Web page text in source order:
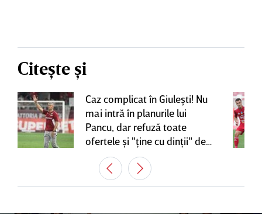
Citește și
Caz complicat în Giuleşti! Nu
mai intră în planurile lui
Pancu, dar refuză toate
ofertele şi "ţine cu dinţii" de
contractul cu Rapid